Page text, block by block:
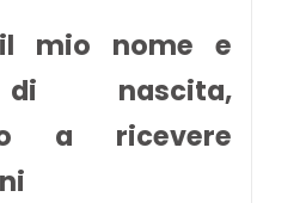
il mio nome e
nascita,
a ricevere